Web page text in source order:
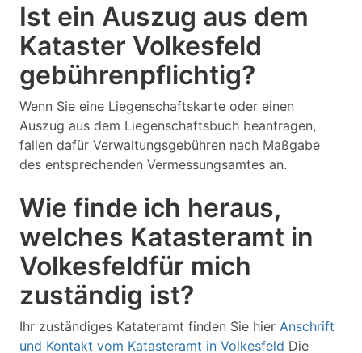
Ist ein Auszug aus dem
Kataster Volkesfeld
gebührenpflichtig?
Wenn Sie eine Liegenschaftskarte oder einen
Auszug aus dem Liegenschaftsbuch beantragen,
fallen dafür Verwaltungsgebühren nach Maßgabe
des entsprechenden Vermessungsamtes an.
Wie finde ich heraus,
welches Katasteramt in
Volkesfeldfür mich
zuständig ist?
Ihr zuständiges Katateramt finden Sie hier Anschrift
und Kontakt vom Katasteramt in Volkesfeld Die